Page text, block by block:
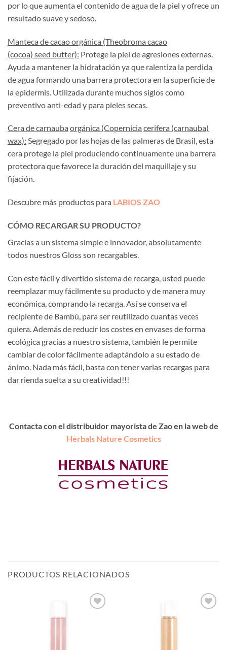
por lo que aumenta el contenido de agua de la piel y ofrece un
resultado suave y sedoso.
Manteca de cacao orgánica (Theobroma cacao
(cocoa) seed butter): Protege la piel de agresiones externas.
Ayuda a mantener la hidratación ya que ralentiza la perdida
de agua formando una barrera protectora en la superficie de
la epidermis. Utilizada durante muchos siglos como
preventivo anti-edad y para pieles secas.
Cera de carnauba orgánica (Copernicia cerifera (carnauba)
wax): Segregado por las hojas de las palmeras de Brasil, esta
cera protege la piel produciendo continuamente una barrera
protectora que favorece la duración del maquillaje y su
fijación.
Descubre más productos para LABIOS ZAO
CÓMO RECARGAR SU PRODUCTO?
Gracias a un sistema simple e innovador, absolutamente
todos nuestros Gloss son recargables.
Con este fácil y divertido sistema de recarga, usted puede
reemplazar muy fácilmente su producto y de manera muy
económica, comprando la recarga. Así se conserva el
recipiente de Bambú, para ser reutilizado cuantas veces
quiera. Además de reducir los costes en envases de forma
ecológica gracias a nuestro sistema, también le permite
cambiar de color fácilmente adaptándolo a su estado de
ánimo. Nada más fácil, basta con tener varias recargas para
dar rienda suelta a su creatividad!!!
Contacta con el distribuidor mayorista de Zao en la web de
Herbals Nature Cosmetics
PRODUCTOS RELACIONADOS